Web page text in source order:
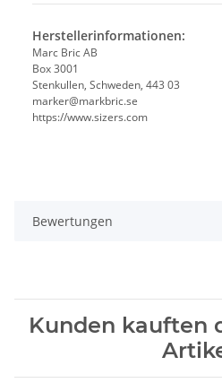
Herstellerinformationen:
Marc Bric AB
Box 3001
Stenkullen, Schweden, 443 03
marker@markbric.se
https://www.sizers.com
Bewertungen
Kunden kauften